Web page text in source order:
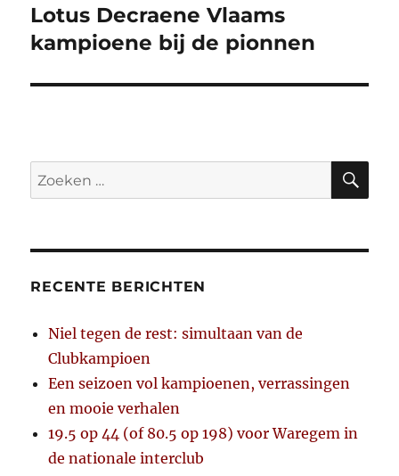
Volgend
bericht:
Lotus Decraene Vlaams
kampioene bij de pionnen
Zoeken
naar:
RECENTE BERICHTEN
Niel tegen de rest: simultaan van de
Clubkampioen
Een seizoen vol kampioenen, verrassingen
en mooie verhalen
19.5 op 44 (of 80.5 op 198) voor Waregem in
de nationale interclub